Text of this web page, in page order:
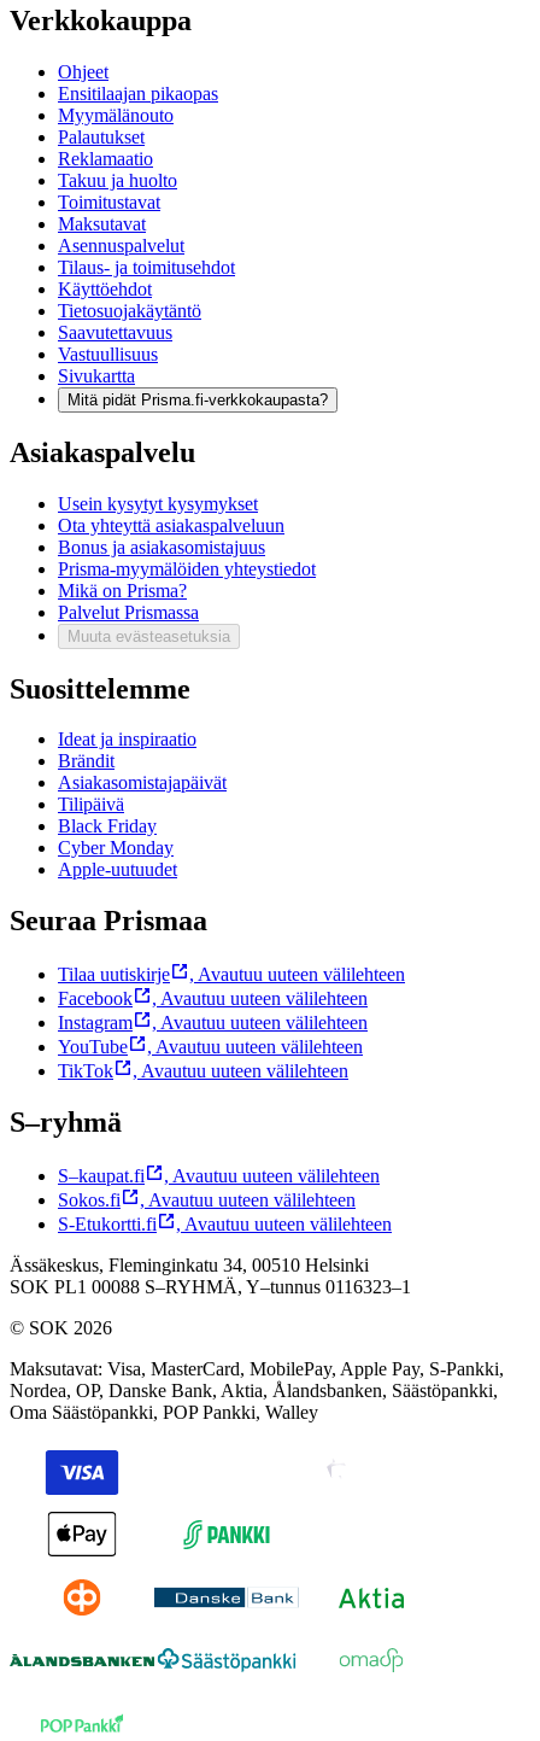
Verkkokauppa
Ohjeet
Ensitilaajan pikaopas
Myymälänouto
Palautukset
Reklamaatio
Takuu ja huolto
Toimitustavat
Maksutavat
Asennuspalvelut
Tilaus- ja toimitusehdot
Käyttöehdot
Tietosuojakäytäntö
Saavutettavuus
Vastuullisuus
Sivukartta
Mitä pidät Prisma.fi-verkkokaupasta?
Asiakaspalvelu
Usein kysytyt kysymykset
Ota yhteyttä asiakaspalveluun
Bonus ja asiakasomistajuus
Prisma-myymälöiden yhteystiedot
Mikä on Prisma?
Palvelut Prismassa
Muuta evästeasetuksia
Suosittelemme
Ideat ja inspiraatio
Brändit
Asiakasomistajapäivät
Tilipäivä
Black Friday
Cyber Monday
Apple-uutuudet
Seuraa Prismaa
Tilaa uutiskirje , Avautuu uuteen välilehteen
Facebook
, Avautuu uuteen välilehteen
Instagram
, Avautuu uuteen välilehteen
YouTube
, Avautuu uuteen välilehteen
TikTok
, Avautuu uuteen välilehteen
S–ryhmä
S–kaupat.fi , Avautuu uuteen välilehteen
Sokos.fi
, Avautuu uuteen välilehteen
S-Etukortti.fi
, Avautuu uuteen välilehteen
Ässäkeskus, Fleminginkatu 34, 00510 Helsinki
SOK PL1 00088 S–RYHMÄ, Y–tunnus 0116323–1
© SOK 2026
Maksutavat: Visa, MasterCard, MobilePay, Apple Pay, S-Pankki,
Nordea, OP, Danske Bank, Aktia, Ålandsbanken, Säästöpankki,
Oma Säästöpankki, POP Pankki, Walley